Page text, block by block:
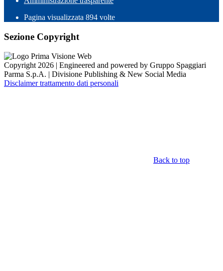
Pagina visualizzata 894 volte
Sezione Copyright
Copyright 2026 | Engineered and powered by Gruppo Spaggiari
Parma S.p.A. | Divisione Publishing & New Social Media
Disclaimer trattamento dati personali
Back to top